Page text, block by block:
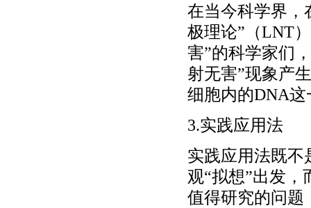
在当今科学界，
极理论”（LNT
害”的科学家们
射无害”现象产
细胞内的DNA
3.实践应用法
实践应用法既不
观“拟想”出发
值得研究的问题